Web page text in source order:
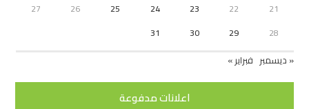
21
22
23
24
25
26
27
28
29
30
31
« ديسمبر فبراير »
اعلانات مدفوعة